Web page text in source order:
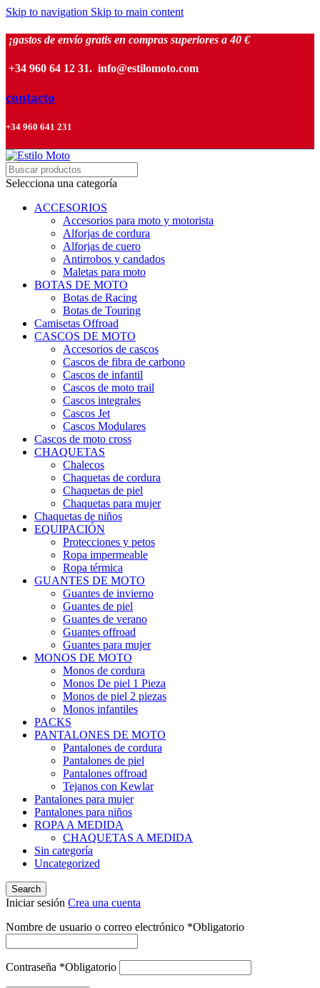
Skip to navigation Skip to main content
¡gastos de envío gratis en compras superiores a 40 €
+34 960 64 12 31. info@estilomoto.com
contacto
+34 960 641 231
Selecciona una categoría
ACCESORIOS
Accesorios para moto y motorista
Alforjas de cordura
Alforjas de cuero
Antirrobos y candados
Maletas para moto
BOTAS DE MOTO
Botas de Racing
Botas de Touring
Camisetas Offroad
CASCOS DE MOTO
Accesorios de cascos
Cascos de fibra de carbono
Cascos de infantil
Cascos de moto trail
Cascos integrales
Cascos Jet
Cascos Modulares
Cascos de moto cross
CHAQUETAS
Chalecos
Chaquetas de cordura
Chaquetas de piel
Chaquetas para mujer
Chaquetas de niños
EQUIPACIÓN
Protecciones y petos
Ropa impermeable
Ropa térmica
GUANTES DE MOTO
Guantes de invierno
Guantes de piel
Guantes de verano
Guantes offroad
Guantes para mujer
MONOS DE MOTO
Monos de cordura
Monos De piel 1 Pieza
Monos de piel 2 piezas
Monos infantiles
PACKS
PANTALONES DE MOTO
Pantalones de cordura
Pantalones de piel
Pantalones offroad
Tejanos con Kewlar
Pantalones para mujer
Pantalones para niños
ROPA A MEDIDA
CHAQUETAS A MEDIDA
Sin categoría
Uncategorized
Search
Iniciar sesión Crea una cuenta
Nombre de usuario o correo electrónico *Obligatorio
Contraseña *Obligatorio